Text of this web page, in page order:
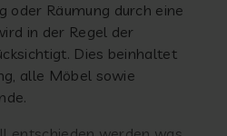
oder Räumung durch eine
in der Regel der
Dies beinhaltet
alle Möbel sowie